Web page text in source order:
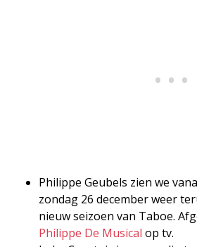
Philippe Geubels zien we
zondag 26 december weer
nieuw seizoen van Taboe.
Philippe De Musical op tv.